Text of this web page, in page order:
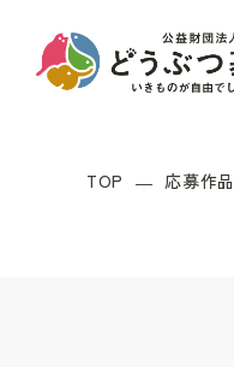
TOP 応募作品